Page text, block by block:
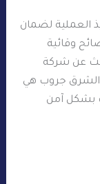
العملية لضمان
وقائية
عن شركة
الشرق جروب هي
بشكل آمن